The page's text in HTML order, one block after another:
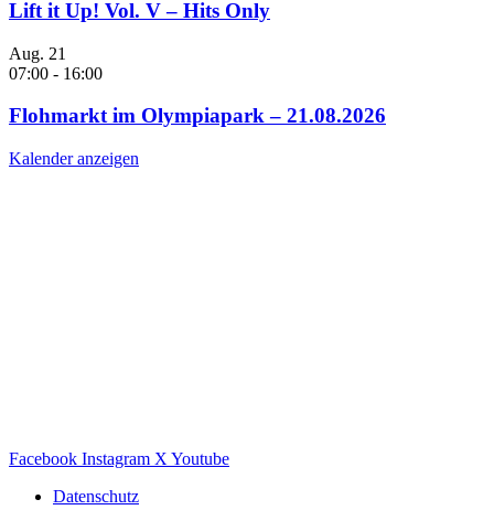
Lift it Up! Vol. V – Hits Only
Aug. 21
07:00 - 16:00
Flohmarkt im Olympiapark – 21.08.2026
Kalender anzeigen
Facebook Instagram X Youtube
Datenschutz